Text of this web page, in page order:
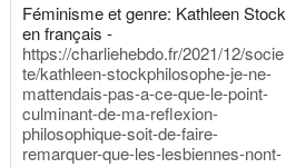
Féminisme et genre: Kathleen Stock
en français -
https://charliehebdo.fr/2021/12/socie
te/kathleen-stockphilosophe-je-ne-
mattendais-pas-a-ce-que-le-point-
culminant-de-ma-reflexion-
philosophique-soit-de-faire-
remarquer-que-les-lesbiennes-nont-